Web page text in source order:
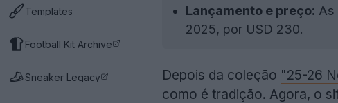
Templates
Football Kit Archive
Sneaker Legacy
Lançamento e preço: As
2025, por USD 230.
Depois da coleção "25-26
como é tradição. Agora, o